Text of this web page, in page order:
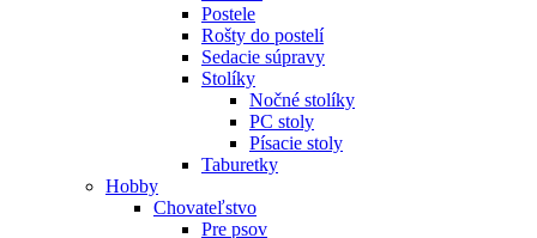
Postele
Rošty do postelí
Sedacie súpravy
Stolíky
Nočné stolíky
PC stoly
Písacie stoly
Taburetky
Hobby
Chovateľstvo
Pre psov